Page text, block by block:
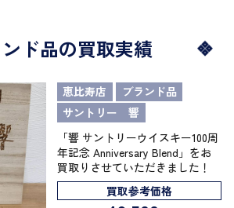
ド品の買取実績
恵比寿店
ブランド品
サントリー 響
「響 サントリーウイスキー100周
年記念 Anniversary Blend」をお
買取りさせていただきました！
買取参考価格